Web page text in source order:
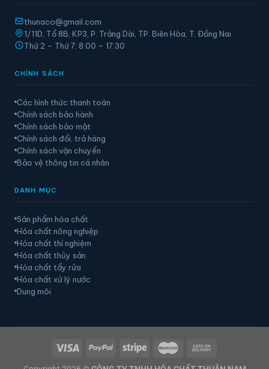
thunaco@gmail.com
1/11D, Tổ 8B, KP3, P. Trảng Dài, TP. Biên Hòa, T. Đồng Nai
Thứ 2 – Thứ 7: 8:00 – 17:30
CHÍNH SÁCH
Các hình thức thanh toán
Chính sách bảo hành
Chính sách bảo mật
Chính sách đổi, trả hàng
Chính sách vận chuyển
Bảo vệ thông tin cá nhân
DANH MỤC
Sản phẩm hóa chất
Hóa chất nông nghiệp
Hóa chất thí nghiệm
Hóa chất thủy sản
Hóa chất tẩy rửa
Hóa chất xử lý nước
Dung môi